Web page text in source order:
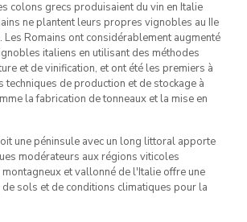
colons grecs produisaient du vin en Italie
ne plantent leurs propres vignobles au IIe
Les Romains ont considérablement augmenté
italiens en utilisant des méthodes
et de vinification, et ont été les premiers à
techniques de production et de stockage à
la fabrication de tonneaux et la mise en
une péninsule avec un long littoral apporte
modérateurs aux régions viticoles
et vallonné de l'Italie offre une
sols et de conditions climatiques pour la